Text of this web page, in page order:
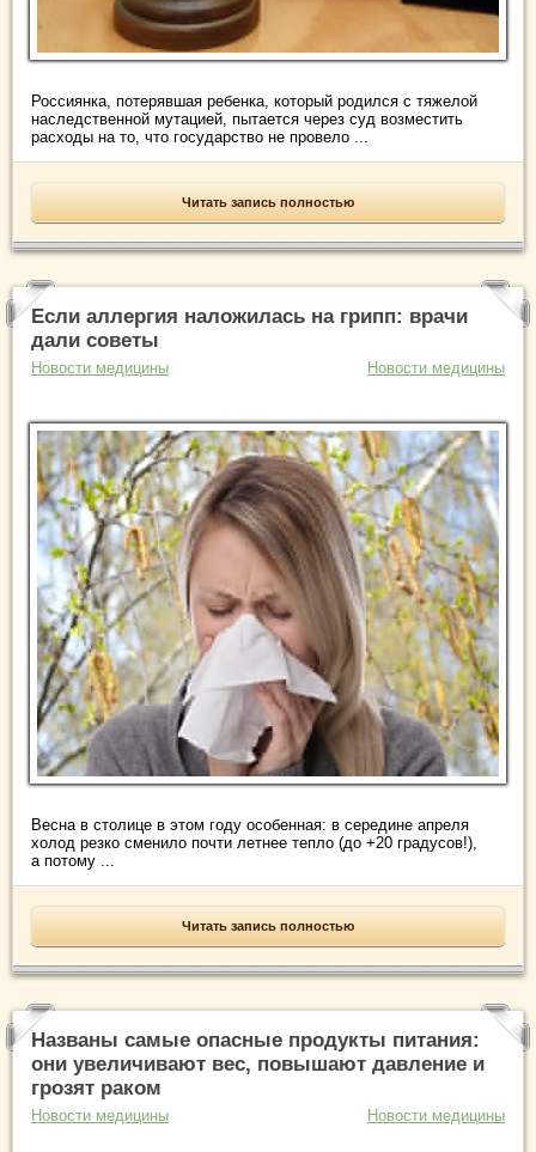
Россиянка, потерявшая ребенка, который родился с тяжелой
наследственной мутацией, пытается через суд возместить
расходы на то, что государство не провело ...
Читать запись полностью
Если аллергия наложилась на грипп: врачи
дали советы
Новости медицины Новости медицины
Весна в столице в этом году особенная: в середине апреля
холод резко сменило почти летнее тепло (до +20 градусов!),
а потому ...
Читать запись полностью
Названы самые опасные продукты питания:
они увеличивают вес, повышают давление и
грозят раком
Новости медицины Новости медицины